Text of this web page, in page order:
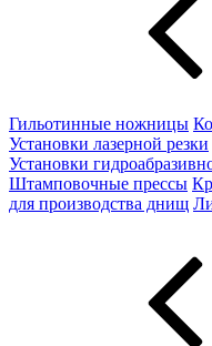
Гильотинные ножницы
Установки лазерной резки
Установки
Штамповочные прессы
для производства днищ